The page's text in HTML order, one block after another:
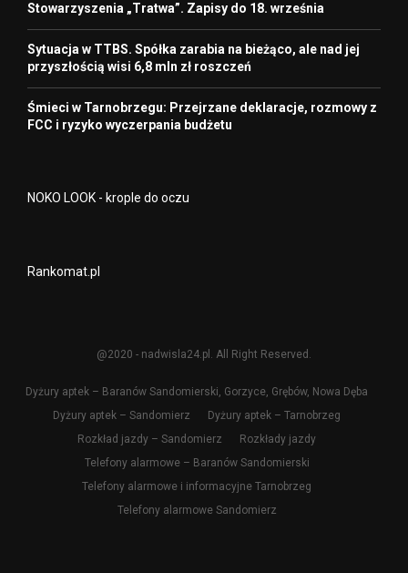
Stowarzyszenia „Tratwa”. Zapisy do 18. września
Sytuacja w TTBS. Spółka zarabia na bieżąco, ale nad jej
przyszłością wisi 6,8 mln zł roszczeń
Śmieci w Tarnobrzegu: Przejrzane deklaracje, rozmowy z
FCC i ryzyko wyczerpania budżetu
NOKO LOOK - krople do oczu
Rankomat.pl
@2020 - nadwisla24.pl. All Right Reserved.
Dyżury aptek – Baranów Sandomierski, Gorzyce, Grębów, Nowa Dęba
Dyżury aptek – Sandomierz
Dyżury aptek – Tarnobrzeg
Rozkład jazdy – Sandomierz
Rozkłady jazdy
Telefony alarmowe – Baranów Sandomierski
Telefony alarmowe i informacyjne Tarnobrzeg
Telefony alarmowe Sandomierz